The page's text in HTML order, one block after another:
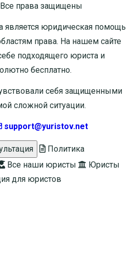
права защищены
является юридическая помощь
права. На нашем сайте
подходящего юриста и
бесплатно.
себя защищенными
сложной ситуации.
support@yuristov.net
Политика
Все наши юристы
Юристы
для юристов